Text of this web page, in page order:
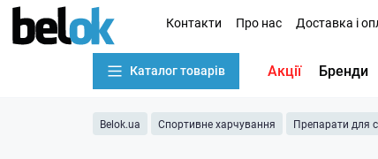
Контакти Про нас Доставка і
Каталог товарів Акції Бренди
Belok.ua Спортивне харчування Препарати для